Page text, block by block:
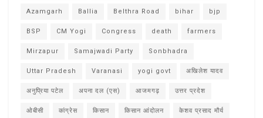
Azamgarh Ballia Belthra Road bihar bjp
BSP CM Yogi Congress death farmers
Mirzapur Samajwadi Party Sonbhadra
Uttar Pradesh Varanasi yogi govt अखिलेश यादव
अनुप्रिया पटेल अपना दल (एस) आजमगढ़ उत्तर प्रदेश
ओबीसी कांग्रेस किसान किसान आंदोलन केशव प्रसाद मौर्य